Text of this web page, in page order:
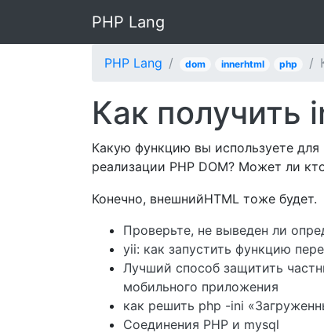
PHP Lang
PHP Lang dom innerhtml php
Как получить
Какую функцию вы используете для
реализации PHP DOM? Может ли
Конечно, внешнийHTML тоже будет.
Проверьте, не выведен ли
yii: как запустить функцию
Лучший способ защитить
мобильного приложения
как решить php -ini
Соединения PHP и mysql